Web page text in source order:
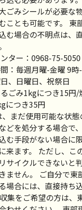
ごみシールが必要な
ことも可能です。 東
む場合の不明点は、
ター：0968-75-5050
：毎週月曜-金曜 9時
、日曜日、祝祭日
ごみ1kgにつき15円/
につき35円
まだ使用可能な状態
どを処分する場合で
む手段がない場合に
来ます。 ただし、こ
サイクルできないと
ません。 ご自分で東
場合には、直接持ち
集をご希望の方は、